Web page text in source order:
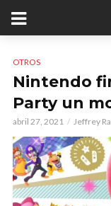
OTROS
Nintendo
Party un
abril 27, 2021 Jeffrey